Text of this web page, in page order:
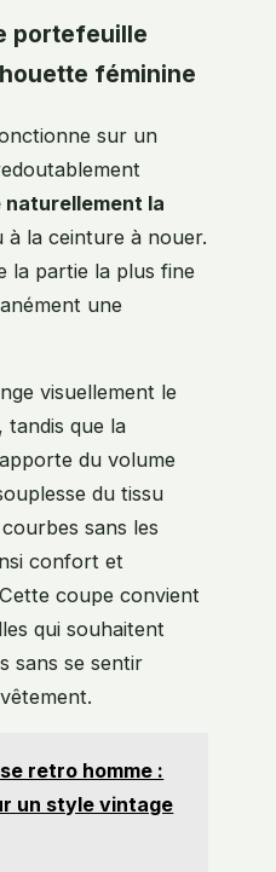
portefeuille
féminine
sur un
naturellement la
à la ceinture à nouer.
la partie la plus fine
une
visuellement le
tandis que la
du volume
du tissu
sans les
confort et
coupe convient
qui souhaitent
sans se sentir
retro homme :
un style vintage